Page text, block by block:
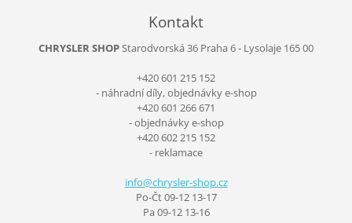
Kontakt
CHRYSLER SHOPStarodvorská 36 Praha 6 - Lysolaje 165 00
+420 601 215 152
- náhradní díly, objednávky e-shop
+420 601 266 671
- objednávky e-shop
+420 602 215 152
- reklamace
info@chrysler-shop.cz
Po-Čt 09-12 13-17
Pa 09-12 13-16